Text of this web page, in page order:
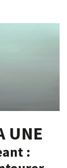
UNE
: